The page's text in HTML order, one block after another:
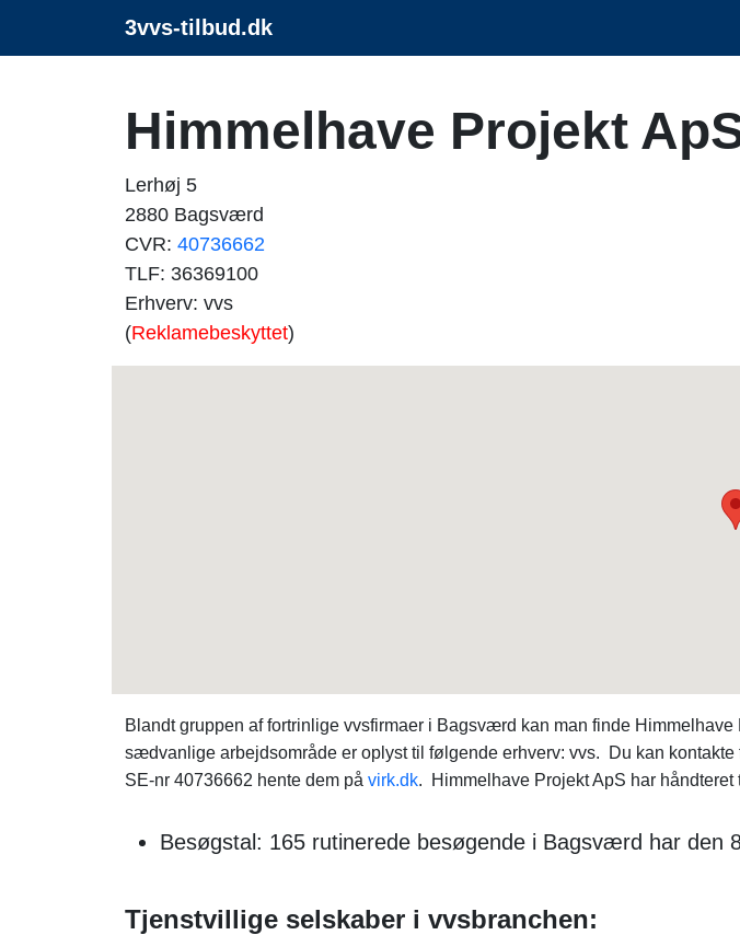
3vvs-tilbud.dk
Himmelhave Projekt
Lerhøj 5
2880 Bagsværd
CVR: 40736662
TLF: 36369100
Erhverv: vvs
(Reklamebeskyttet)
Blandt gruppen af fortrinlige vvsfirmaer i Bagsværd kan man finde
sædvanlige arbejdsområde er oplyst til følgende erhverv: vvs. Du kan
SE-nr 40736662 hente dem på virk.dk. Himmelhave Projekt ApS har
Besøgstal: 165 rutinerede besøgende i Bagsværd har den
Tjenstvillige selskaber i vvsbranchen: